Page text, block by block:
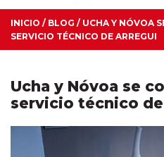
INICIO / BLOG / UCHA Y NÓVOA
SERVICIO TÉCNICO DE ARREGUI
Ucha y Nóvoa se
servicio técnico